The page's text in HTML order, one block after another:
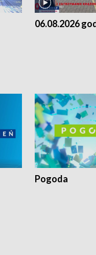
06.08.2026
Pogoda